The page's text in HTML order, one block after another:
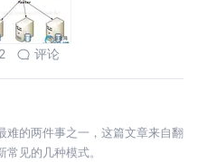
评论
难的两件事之一，这篇文章来自翻
见的几种模式。